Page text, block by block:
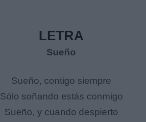
LETRA
Sueño
Sueño, contigo siempre
Sólo soñando estás conmigo
Sueño, y cuando despierto